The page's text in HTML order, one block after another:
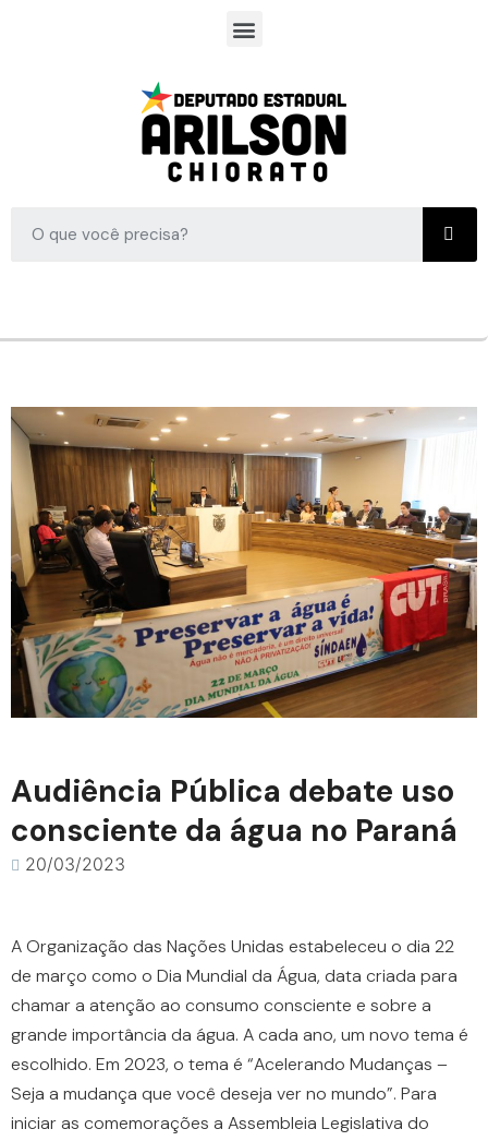
Audiência Pública debate uso
consciente da água no Paraná
20/03/2023
A Organização das Nações Unidas estabeleceu o dia 22
de março como o Dia Mundial da Água, data criada para
chamar a atenção ao consumo consciente e sobre a
grande importância da água. A cada ano, um novo tema é
escolhido. Em 2023, o tema é “Acelerando Mudanças –
Seja a mudança que você deseja ver no mundo”. Para
iniciar as comemorações a Assembleia Legislativa do